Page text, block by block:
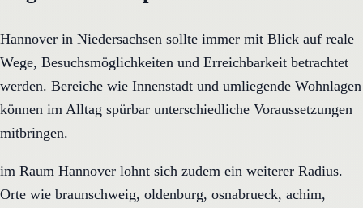
Hannover in Niedersachsen sollte immer mit Blick auf reale
Wege, Besuchsmöglichkeiten und Erreichbarkeit betrachtet
werden. Bereiche wie Innenstadt und umliegende Wohnlagen
können im Alltag spürbar unterschiedliche Voraussetzungen
mitbringen.
im Raum Hannover lohnt sich zudem ein weiterer Radius.
Orte wie braunschweig, oldenburg, osnabrueck, achim,